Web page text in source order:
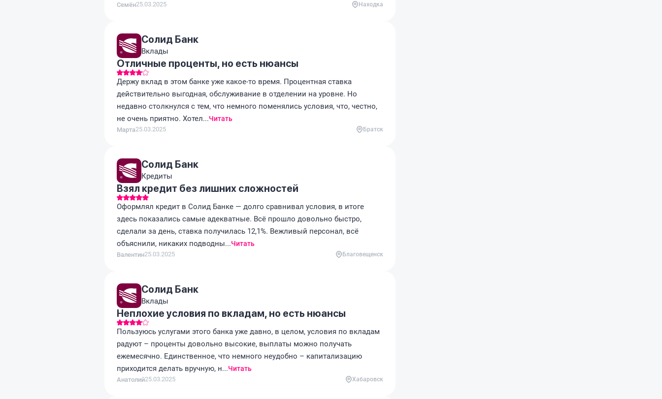
Семён25.03.2025 Находка
Солид Банк
Вклады
Отличные проценты, но есть нюансы
Держу вклад в этом банке уже какое-то время. Процентная ставка
действительно выгодная, обслуживание в отделении на уровне. Но
недавно столкнулся с тем, что немного поменялись условия, что, честно,
не очень приятно. Хотел...Читать
Марта25.03.2025 Братск
Солид Банк
Кредиты
Взял кредит без лишних сложностей
Оформлял кредит в Солид Банке — долго сравнивал условия, в итоге
здесь показались самые адекватные. Всё прошло довольно быстро,
сделали за день, ставка получилась 12,1%. Вежливый персонал, всё
объяснили, никаких подводны...Читать
Валентин25.03.2025 Благовещенск
Солид Банк
Вклады
Неплохие условия по вкладам, но есть нюансы
Пользуюсь услугами этого банка уже давно, в целом, условия по вкладам
радуют – проценты довольно высокие, выплаты можно получать
ежемесячно. Единственное, что немного неудобно – капитализацию
приходится делать вручную, н...Читать
Анатолий25.03.2025 Хабаровск